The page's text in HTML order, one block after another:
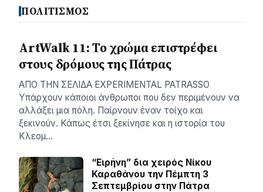
ΠΟΛΙΤΙΣΜΟΣ
ArtWalk 11: Το χρώμα επιστρέφει
στους δρόμους της Πάτρας
AΠΟ ΤΗΝ ΣΕΛΙΔΑ EXPERIMENTAL PATRASSO
Υπάρχουν κάποιοι άνθρωποι που δεν περιμένουν να
αλλάξει μια πόλη. Παίρνουν έναν τοίχο και
ξεκινούν. Κάπως έτσι ξεκίνησε και η ιστορία του
Κλεομ…
“Ειρήνη” δια χειρός Νίκου
Καραθάνου την Πέμπτη 3
Σεπτεμβρίου στην Πάτρα